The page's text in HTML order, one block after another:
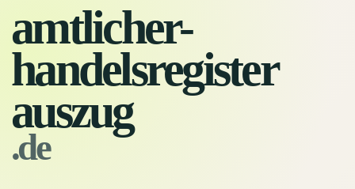
amtlicher-
handelsregister
auszug
.de